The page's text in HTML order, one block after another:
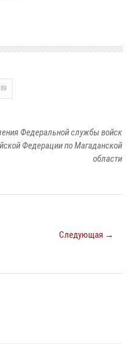
89
Федеральной службы войск
Федерации по Магаданской
области
Следующая →